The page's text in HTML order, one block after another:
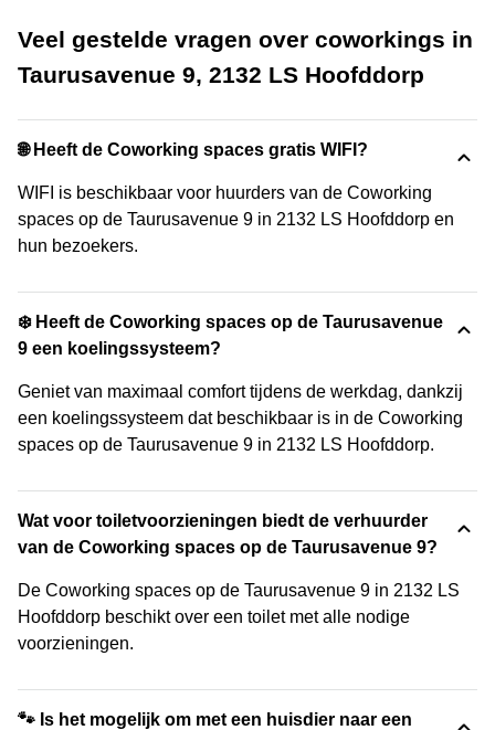
Veel gestelde vragen over coworkings in
Taurusavenue 9, 2132 LS Hoofddorp
🌐 Heeft de Coworking spaces gratis WIFI?
WIFI is beschikbaar voor huurders van de Coworking
spaces op de Taurusavenue 9 in 2132 LS Hoofddorp en
hun bezoekers.
❄️ Heeft de Coworking spaces op de Taurusavenue
9 een koelingssysteem?
Geniet van maximaal comfort tijdens de werkdag, dankzij
een koelingssysteem dat beschikbaar is in de Coworking
spaces op de Taurusavenue 9 in 2132 LS Hoofddorp.
Wat voor toiletvoorzieningen biedt de verhuurder
van de Coworking spaces op de Taurusavenue 9?
De Coworking spaces op de Taurusavenue 9 in 2132 LS
Hoofddorp beschikt over een toilet met alle nodige
voorzieningen.
🐾 Is het mogelijk om met een huisdier naar een